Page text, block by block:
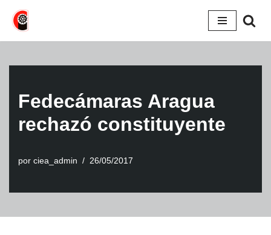
Saltar
Fedecámaras Aragua
rechazó constituyente
por ciea_admin 26/05/2017